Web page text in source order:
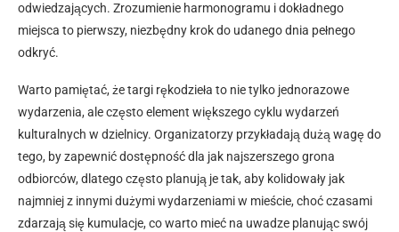
odwiedzających. Zrozumienie harmonogramu i dokładnego
miejsca to pierwszy, niezbędny krok do udanego dnia pełnego
odkryć.
Warto pamiętać, że targi rękodzieła to nie tylko jednorazowe
wydarzenia, ale często element większego cyklu wydarzeń
kulturalnych w dzielnicy. Organizatorzy przykładają dużą wagę do
tego, by zapewnić dostępność dla jak najszerszego grona
odbiorców, dlatego często planują je tak, aby kolidowały jak
najmniej z innymi dużymi wydarzeniami w mieście, choć czasami
zdarzają się kumulacje, co warto mieć na uwadze planując swój